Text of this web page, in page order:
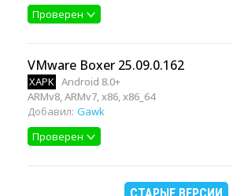
Проверен
VMware Boxer 25.09.0.162
XAPK Android 8.0+
ARMv8, ARMv7, x86, x86_64
Добавил: Gawk
Проверен